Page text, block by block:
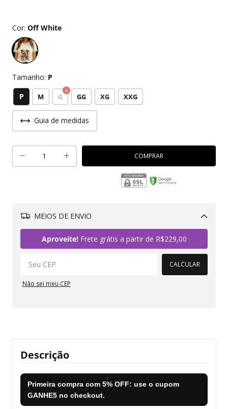
Cor: Off White
Tamanho: P
P M G GG XG XXG
Guia de medidas
MEIOS DE ENVIO
Aproveite!Frete grátis a partir de R$229,00
CALCULAR
Não sei meu CEP
Descrição
Primeira compra com 5% OFF: use o cupom
GANHE5 no checkout.